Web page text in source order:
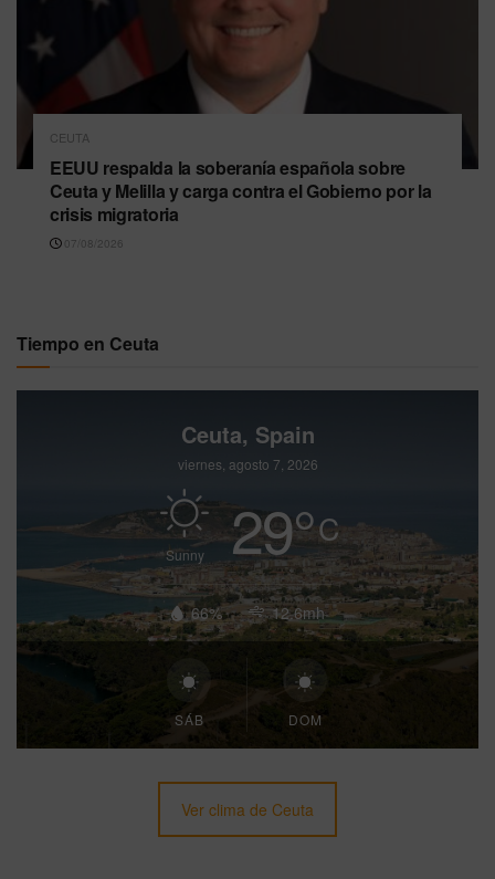
CEUTA
EEUU respalda la soberanía española sobre
Ceuta y Melilla y carga contra el Gobierno por la
crisis migratoria
07/08/2026
Tiempo en Ceuta
Ceuta, Spain
viernes, agosto 7, 2026
Sunny 29°C
66% 12.6mh
SÁB DOM
Ver clima de Ceuta